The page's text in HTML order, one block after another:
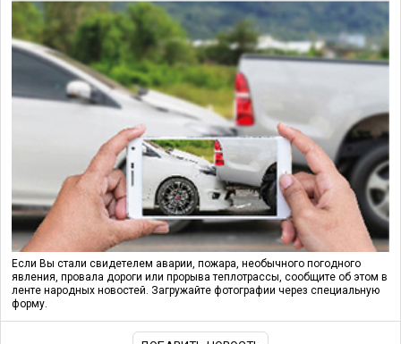
Если Вы стали свидетелем аварии, пожара, необычного погодного
явления, провала дороги или прорыва теплотрассы, сообщите об этом в
ленте народных новостей. Загружайте фотографии через специальную
форму.